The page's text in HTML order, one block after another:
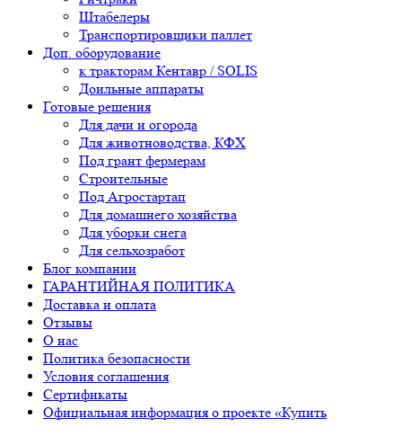
Штабелеры
Транспортировщики паллет
Доп. оборудование
к тракторам Кентавр / SOLIS
Доильные аппараты
Готовые решения
Для дачи и огорода
Для животноводства, КФХ
Под грант фермерам
Строительные
Под Агростартап
Для домашнего хозяйства
Для уборки снега
Для сельхозработ
Блог компании
ГАРАНТИЙНАЯ ПОЛИТИКА
Доставка и оплата
Отзывы
О нас
Политика безопасности
Условия соглашения
Сертификаты
Официальная информация о проекте «Купить